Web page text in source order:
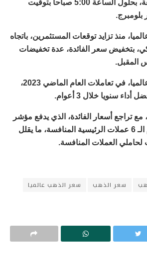
(الأونصة)، أمس الجمعة، بحلول الساعة 5:00 صباحا بتوقيت
منذ تزايد توقعات المستثمرين، باتجاه
بتخفيض سعر الفائدة، عدة تخفيضات
المقبل.
وزادت أسعار الذهب عالميا، في تعاملات العام الماضي 2023،
تراجع أسعار الفائدة، الذي يدفع مؤشر
الدولار للانخفاض أمام الـ 6 عملات الرئيسية المنافسة، ما يقلل
العملات المنافسة.
سعر الذهب
سعر الذهب عالميا